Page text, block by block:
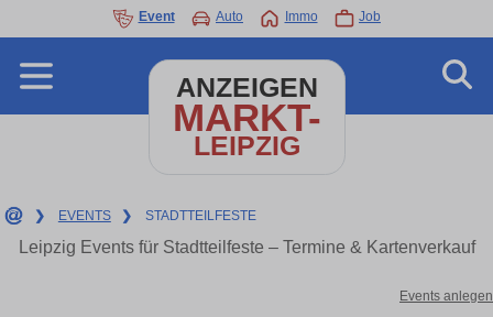
Event Auto Immo Job
ANZEIGEN
MARKT-
LEIPZIG
❯ EVENTS ❯ STADTTEILFESTE
Leipzig Events für Stadtteilfeste – Termine & Kartenverkauf
Events anlegen